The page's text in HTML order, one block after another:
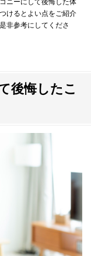
観になる
まな使い方ができる
まいづくり
を検討！
ニーにして後悔した体
けるとよい点をご紹介
非参考にしてくださ
後悔したこ